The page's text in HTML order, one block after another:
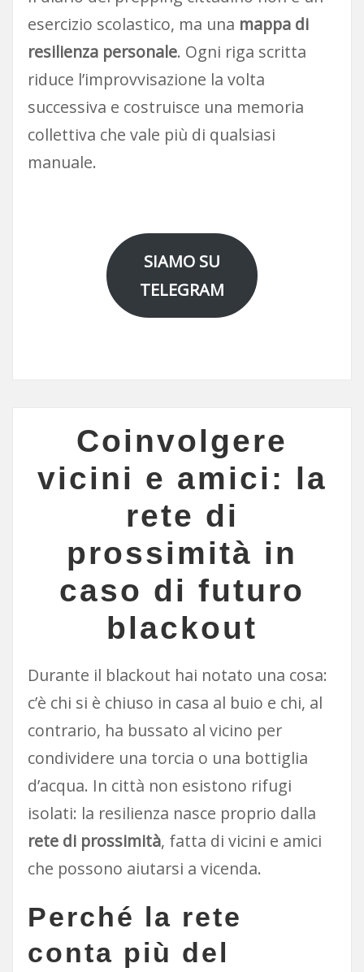
esercizio scolastico, ma una mappa di
resilienza personale. Ogni riga scritta
riduce l’improvvisazione la volta
successiva e costruisce una memoria
collettiva che vale più di qualsiasi
manuale.
SIAMO SU
TELEGRAM
Coinvolgere
vicini e amici: la
rete di
prossimità in
caso di futuro
blackout
Durante il blackout hai notato una cosa:
c’è chi si è chiuso in casa al buio e chi, al
contrario, ha bussato al vicino per
condividere una torcia o una bottiglia
d’acqua. In città non esistono rifugi
isolati: la resilienza nasce proprio dalla
rete di prossimità, fatta di vicini e amici
che possono aiutarsi a vicenda.
Perché la rete
conta più del